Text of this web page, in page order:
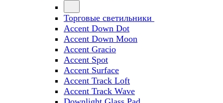
Торговые светильники
Accent Down Dot
Accent Down Moon
Accent Gracio
Accent Spot
Accent Surface
Accent Track Loft
Accent Track Wave